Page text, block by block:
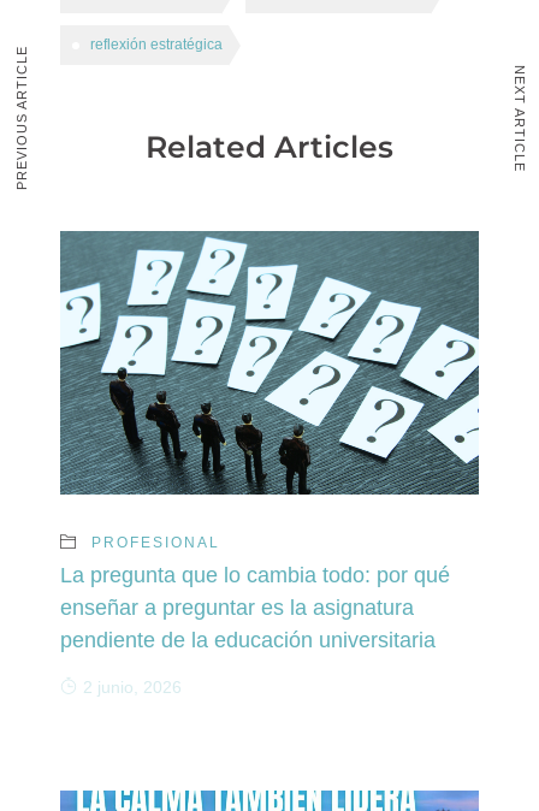
reflexión estratégica
Related Articles
PROFESIONAL
La pregunta que lo cambia todo: por qué
enseñar a preguntar es la asignatura
pendiente de la educación universitaria
2 junio, 2026
PREVIOUS ARTICLE NEXT ARTICLE